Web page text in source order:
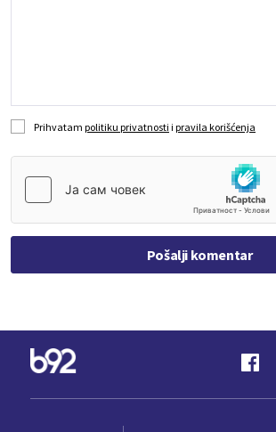
Prihvatam politiku privatnosti i pravila korišćenja
Pošalji komentar